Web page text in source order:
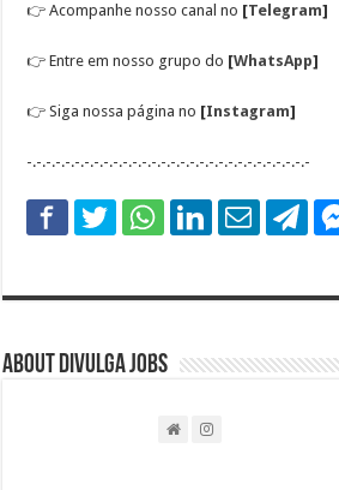
👉 Acompanhe nosso canal no [Telegram]
👉 Entre em nosso grupo do [WhatsApp]
👉 Siga nossa página no [Instagram]
-.-.-.-.-.-.-.-.-.-.-.-.-.-.-.-.-.-.-.-.-.-.-.-.-.-.-.-.-.-
About DIVULGA JOBS